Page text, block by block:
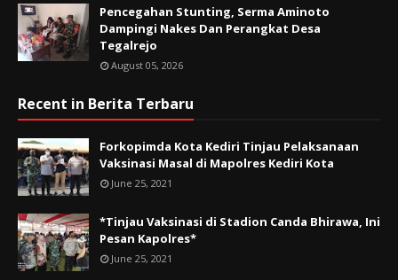
Pencegahan Stunting, Serma Aminoto
Dampingi Nakes Dan Perangkat Desa
Tegalrejo
August 05, 2026
Recent in Berita Terbaru
Forkopimda Kota Kediri Tinjau Pelaksanaan
Vaksinasi Masal di Mapolres Kediri Kota
June 25, 2021
*Tinjau Vaksinasi di Stadion Canda Bhirawa, Ini
Pesan Kapolres*
June 25, 2021